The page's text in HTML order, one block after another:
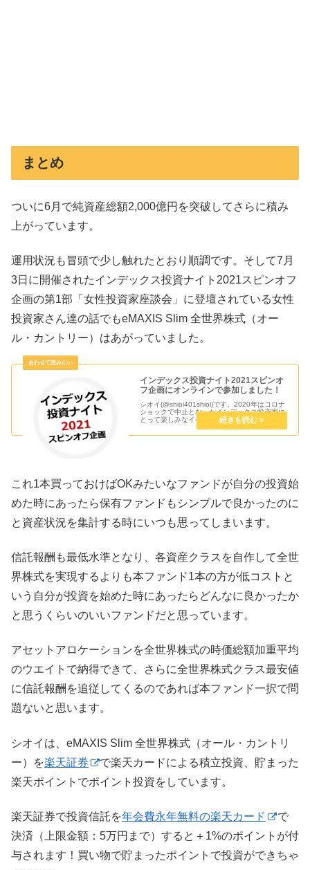
まとめ
ついに6月で純資産総額2,000億円を突破してさらに積み
上がっています。
運用状況も冒頭で少し触れたとおり順調です。そして7月
3日に開催されたインデックス投資ナイト2021スピンオフ
企画の第1部「女性投資家座談会」に登壇されている女性
投資家さん達の話でもeMAXIS Slim 全世界株式（オー
ル・カントリー）はあがっていました。
インデックス投資ナイト2021スピンオ
フ企画にオンラインで参加しました！
シオイ(@shioi401shioi)です。2020年はコロナ
ショックで中止となったインデックス投資家に
とって楽しみなイベントであるインデックス投
資ナイトがついにインデックス投資ナイト
2021スピンオフ企画として2021年7月3日
これ1本買っておけばOKみたいなファンドが自分の投資始
めた時にあったら保有ファンドもシンプルで良かったのに
と資産状況を集計する時にいつも思ってしまいます。
信託報酬も最低水準となり、各資産クラスを自作して全世
界株式を実現するよりも本ファンド1本の方が低コストと
いう自分が投資を始めた時にあったらどんなに良かったか
と思うくらいのいいファンドだと思っています。
アセットアロケーションを全世界株式の時価総額加重平均
のウエイトで納得できて、さらに全世界株式クラス最安値
に信託報酬を追従してくるのであれば本ファンド一択で問
題ないと思います。
シオイは、eMAXIS Slim 全世界株式（オール・カントリ
ー）を楽天証券
で楽天カードによる積立投資、貯まった
楽天ポイントでポイント投資をしています。
楽天証券で投資信託を年会費永年無料の楽天カード
で
決済（上限金額：5万円まで）すると＋1%のポイントが付
与されます！買い物で貯まったポイントで投資ができちゃ